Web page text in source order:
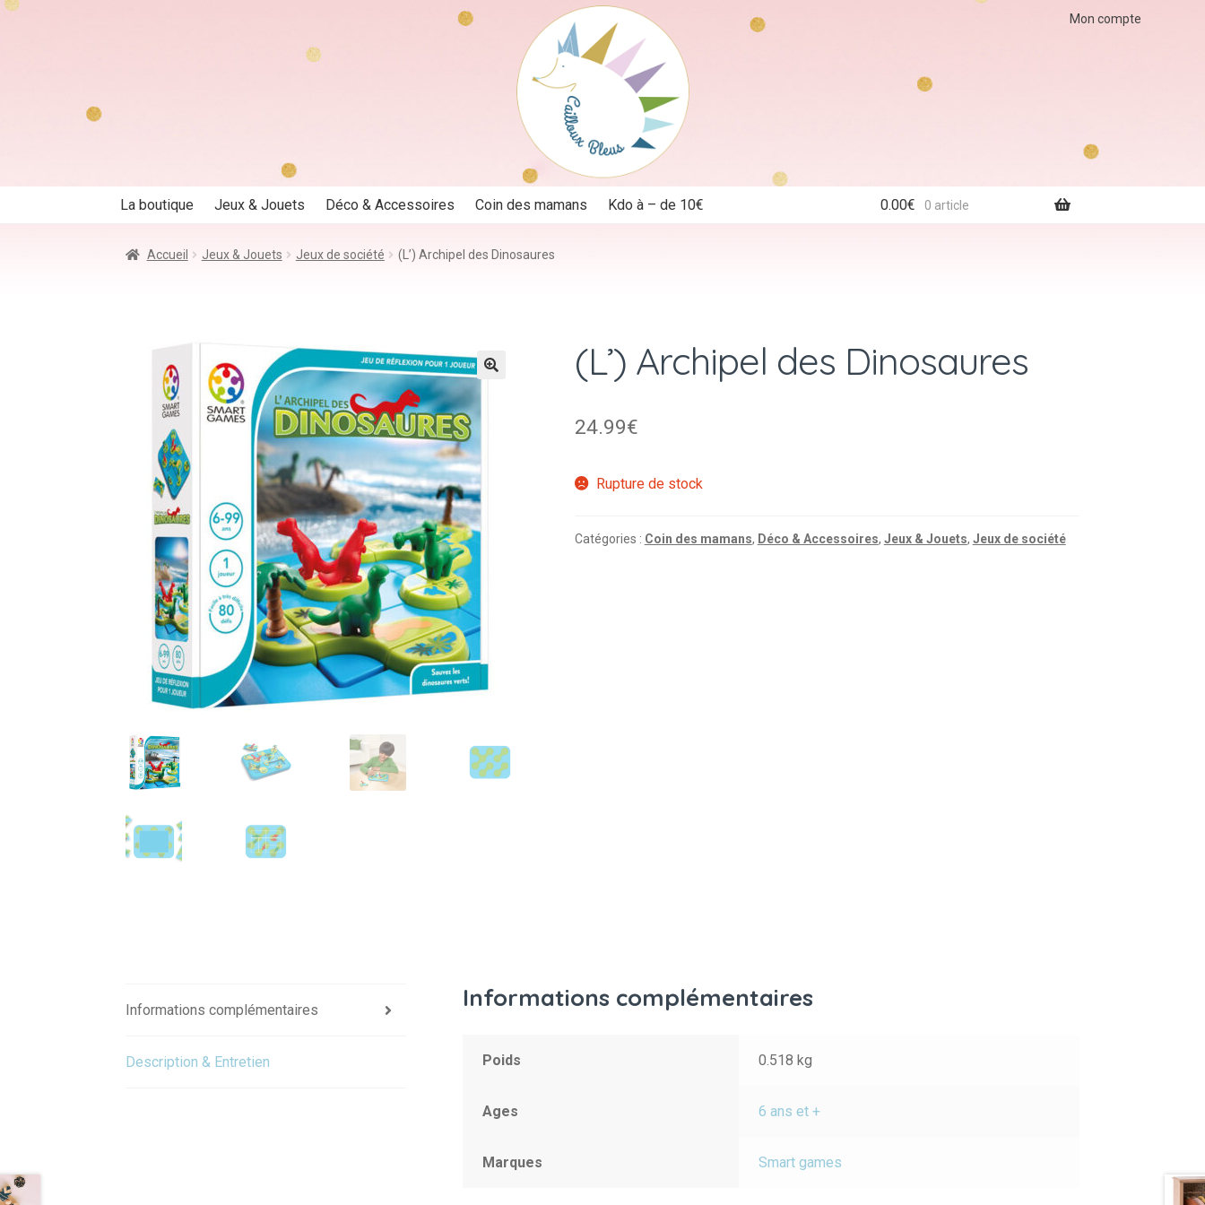
Mon compte
La boutique Jeux & Jouets Déco & Accessoires Coin des mamans Kdo à – de 10€ 0.00€ 0 article
Accueil Jeux & Jouets Jeux de société (L’) Archipel des Dinosaures
(L’) Archipel des Dinosaures
24.99€
Rupture de stock
Catégories : Coin des mamans, Déco & Accessoires, Jeux & Jouets, Jeux de société
Informations complémentaires
Description & Entretien
Informations complémentaires
Poids 0.518 kg
Ages 6 ans et +
Marques Smart games